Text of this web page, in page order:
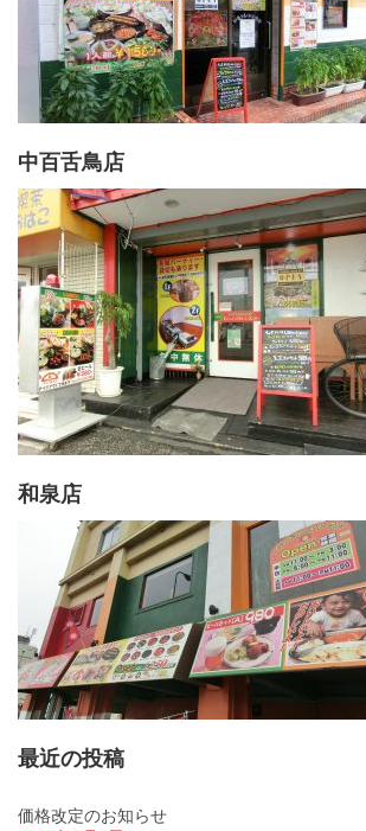
中百舌鳥店
和泉店
最近の投稿
価格改定のお知らせ